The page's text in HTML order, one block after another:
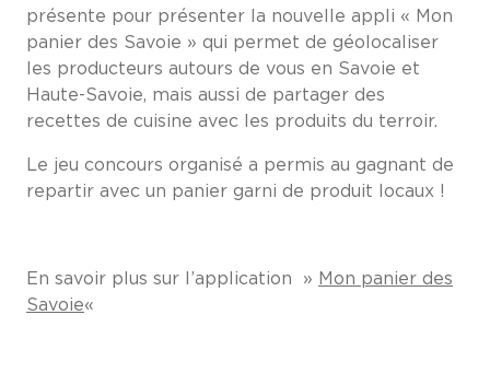
présente pour présenter la nouvelle appli « Mon
panier des Savoie » qui permet de géolocaliser
les producteurs autours de vous en Savoie et
Haute-Savoie, mais aussi de partager des
recettes de cuisine avec les produits du terroir.
Le jeu concours organisé a permis au gagnant de
repartir avec un panier garni de produit locaux !
En savoir plus sur l’application » Mon panier des
Savoie«